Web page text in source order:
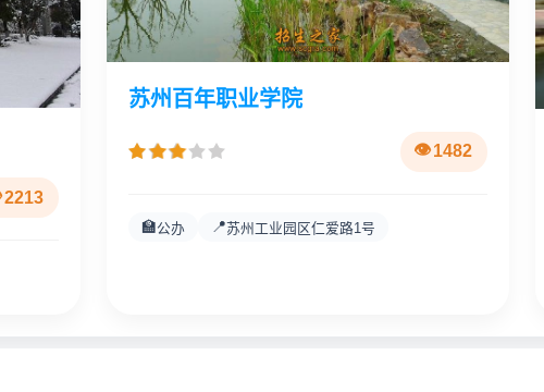
2213
苏州百年职业学院
1482
🏫公办 📍苏州工业园区仁爱路1号